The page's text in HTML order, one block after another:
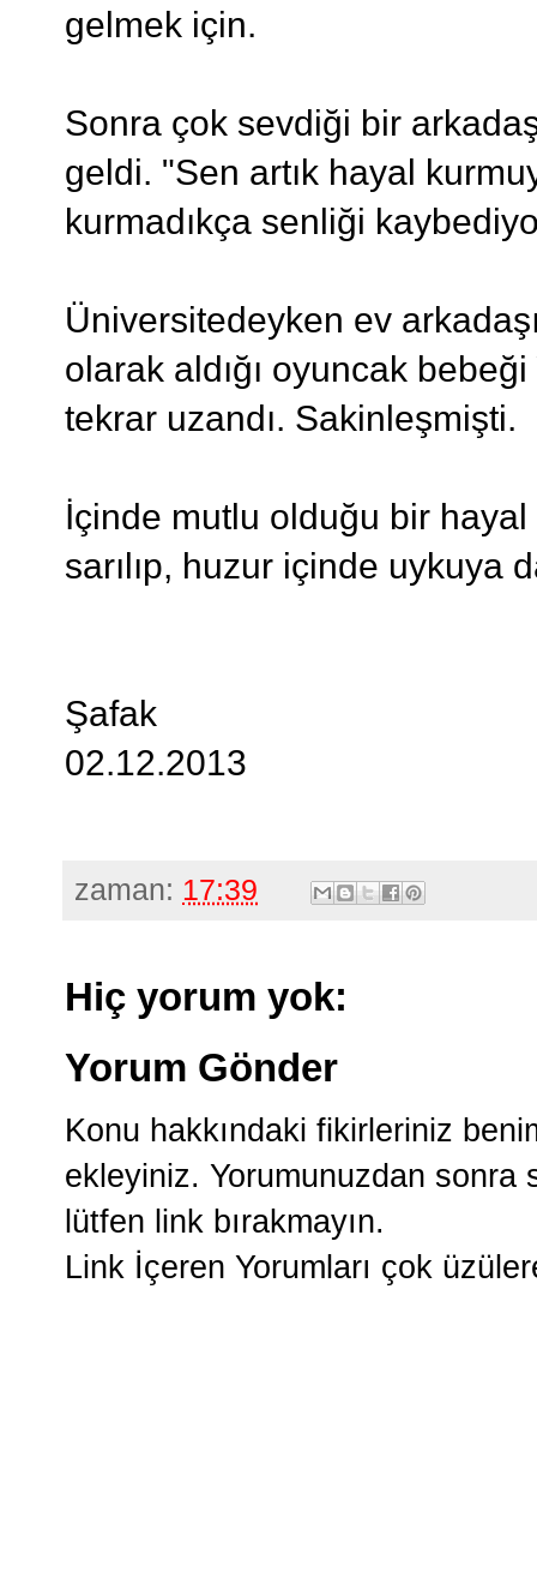
gelmek için.
Sonra çok sevdiği bir
geldi. "Sen artık hayal
kurmadıkça senliği
Üniversitedeyken ev
olarak aldığı oyuncak
tekrar uzandı. Sakinleşmişti.
İçinde mutlu olduğu bir hayal
sarılıp, huzur içinde uykuya
Şafak
02.12.2013
zaman: 17:39
Hiç yorum yok:
Yorum Gönder
Konu hakkındaki fikirleriniz
ekleyiniz. Yorumunuzdan
lütfen link bırakmayın.
Link İçeren Yorumları çok